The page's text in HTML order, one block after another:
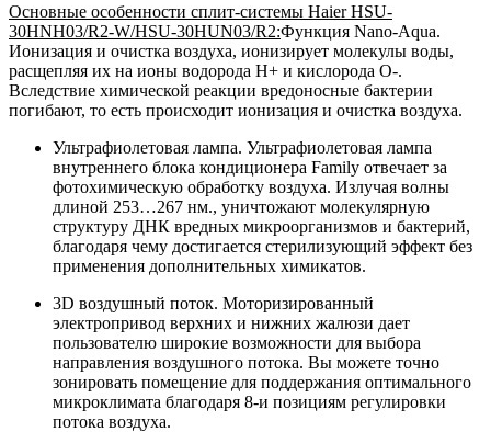
Основные особенности сплит-системы Haier HSU-
30HNH03/R2-W/HSU-30HUN03/R2:Функция Nano-Aqua.
Ионизация и очистка воздуха, ионизирует молекулы воды,
расщепляя их на ионы водорода H+ и кислорода O-.
Вследствие химической реакции вредоносные бактерии
погибают, то есть происходит ионизация и очистка воздуха.
Ультрафиолетовая лампа. Ультрафиолетовая лампа
внутреннего блока кондиционера Family отвечает за
фотохимическую обработку воздуха. Излучая волны
длиной 253…267 нм., уничтожают молекулярную
структуру ДНК вредных микроорганизмов и бактерий,
благодаря чему достигается стерилизующий эффект без
применения дополнительных химикатов.
3D воздушный поток. Моторизированный
электропривод верхних и нижних жалюзи дает
пользователю широкие возможности для выбора
направления воздушного потока. Вы можете точно
зонировать помещение для поддержания оптимального
микроклимата благодаря 8-и позициям регулировки
потока воздуха.